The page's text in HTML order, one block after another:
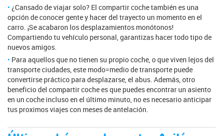
¿Cansado de viajar solo? El compartir coche también es una
opción de conocer gente y hacer del trayecto un momento en el
carro. ¡Se acabaron los desplazamientos monótonos!
Compartiendo tu vehículo personal, garantizas hacer todo tipo de
nuevos amigos.
Para aquellos que no tienen su propio coche, o que viven lejos del
transporte ciudades, este modo=medio de transporte puede
convertirse práctico para desplazarse, el abus. Además, otro
beneficio del compartir coche es que puedes encontrar un asiento
en un coche incluso en el último minuto, no es necesario anticipar
tus proximos viajes con meses de antelación.